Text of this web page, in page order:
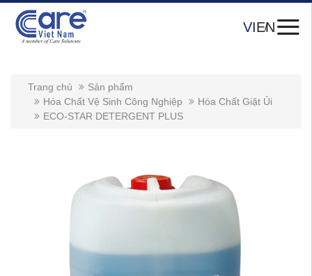
VIEN
Trang chủ
Sản phẩm
Hóa Chất Vệ Sinh Công Nghiệp
Hóa Chất Giặt Ủi
ECO-STAR DETERGENT PLUS